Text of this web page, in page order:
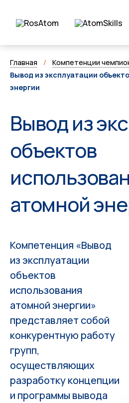
Главная / Компетенции
Вывод из эксплуатации
энергии
Вывод из
объектов
атомной
Компетенция «Вывод
из эксплуатации
объектов
использования
атомной энергии»
представляет собой
конкурентную работу
групп,
осуществляющих
разработку концепции
и программы вывода